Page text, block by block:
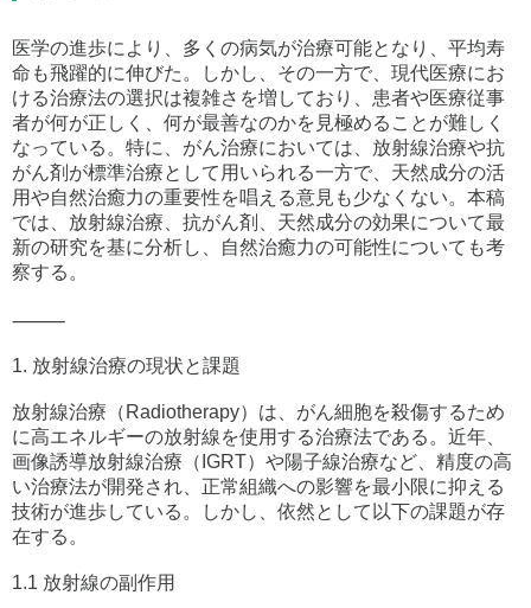
医学の進歩により、多くの病気が治療可能となり、平均寿
命も飛躍的に伸びた。しかし、その一方で、現代医療にお
ける治療法の選択は複雑さを増しており、患者や医療従事
者が何が正しく、何が最善なのかを見極めることが難しく
なっている。特に、がん治療においては、放射線治療や抗
がん剤が標準治療として用いられる一方で、天然成分の活
用や自然治癒力の重要性を唱える意見も少なくない。本稿
では、放射線治療、抗がん剤、天然成分の効果について最
新の研究を基に分析し、自然治癒力の可能性についても考
察する。
⸻
1. 放射線治療の現状と課題
放射線治療（Radiotherapy）は、がん細胞を殺傷するため
に高エネルギーの放射線を使用する治療法である。近年、
画像誘導放射線治療（IGRT）や陽子線治療など、精度の高
い治療法が開発され、正常組織への影響を最小限に抑える
技術が進歩している。しかし、依然として以下の課題が存
在する。
1.1 放射線の副作用